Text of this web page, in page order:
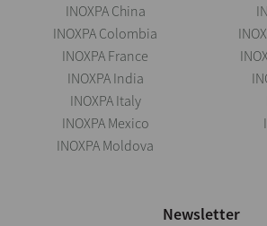
INOXPA China
INOXPA Colombia
INOXPA France
INOXPA India
INOXPA Italy
INOXPA Mexico
INOXPA Moldova
Newsletter